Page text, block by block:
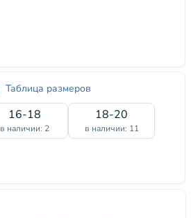
Таблица размеров
16-18
в наличии: 2
18-20
в наличии: 11